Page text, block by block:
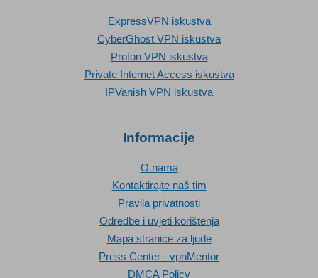
ExpressVPN iskustva
CyberGhost VPN iskustva
Proton VPN iskustva
Private Internet Access iskustva
IPVanish VPN iskustva
Informacije
O nama
Kontaktirajte naš tim
Pravila privatnosti
Odredbe i uvjeti korištenja
Mapa stranice za ljude
Press Center - vpnMentor
DMCA Policy